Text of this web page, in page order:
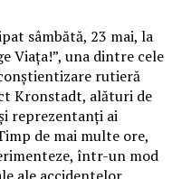
sâmbătă, 23 mai, la
Viața!”, una dintre cele
rutieră
Kronstadt, alături de
reprezentanți ai
de mai multe ore,
într-un mod